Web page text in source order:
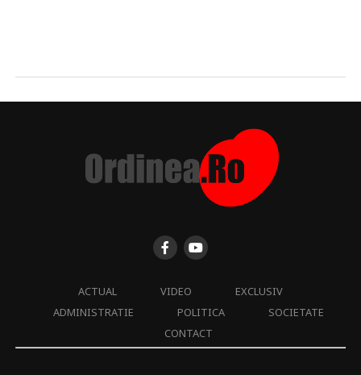
ACTUAL VIDEO
EXCLUSIV
ADMINISTRATIE
POLITICA
SOCIETATE
CONTACT